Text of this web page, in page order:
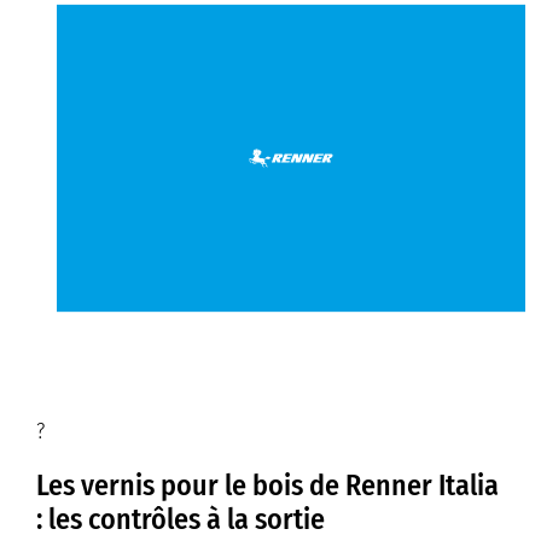
?
Les vernis pour le bois de Renner Italia
: les contrôles à la sortie